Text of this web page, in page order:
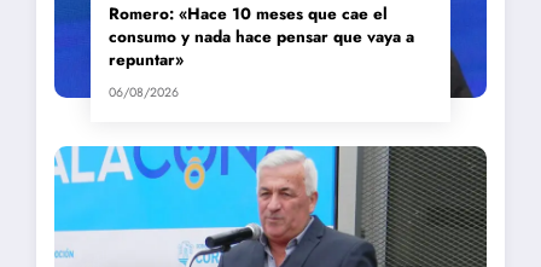
Romero: «Hace 10 meses que cae el
consumo y nada hace pensar que vaya a
repuntar»
06/08/2026